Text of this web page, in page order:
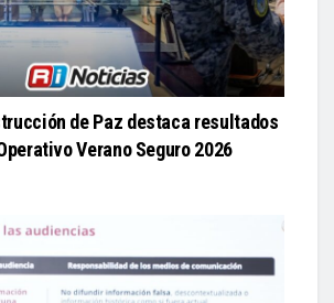
de Paz destaca resultados
Verano Seguro 2026